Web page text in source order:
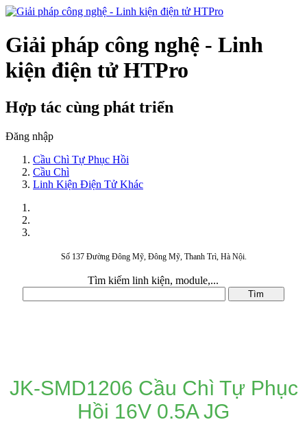
Giải pháp công nghệ - Linh
kiện điện tử HTPro
Hợp tác cùng phát triển
Đăng nhập
Cầu Chì Tự Phục Hồi
Cầu Chì
Linh Kiện Điện Tử Khác
Số 137 Đường Đông Mỹ, Đông Mỹ, Thanh Trì, Hà Nội.
Tìm kiếm linh kiện, module,...
JK-SMD1206 Cầu Chì Tự Phục
Hồi 16V 0.5A JG